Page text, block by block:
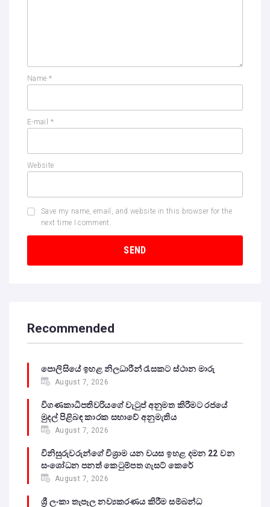
Name *
E-mail *
Website
Save my name, email, and website in this browser for the
next time I comment.
Recommended
පොලිසියේ ඉහළ නිලධාරීන් රැසකට ස්ථාන මාරු
August 7, 2026
විගණකාධිපතිවරියගේ වැටුප් අනුමත කිරීමට රජයේ
මුදල් පිළිබඳ කාරක සභාවේ අනුමැතිය
August 7, 2026
විනිසුරුවරුන්ගේ විශ්‍රාම යන වයස ඉහළ දමන 22 වන
සංශෝධන පනත් කෙටුම්පත ගැසට් කෙරේ
August 7, 2026
ශ්‍රී ලංකා තැපෑල නව්‍යකරණය කිරීම සම්බන්ධ